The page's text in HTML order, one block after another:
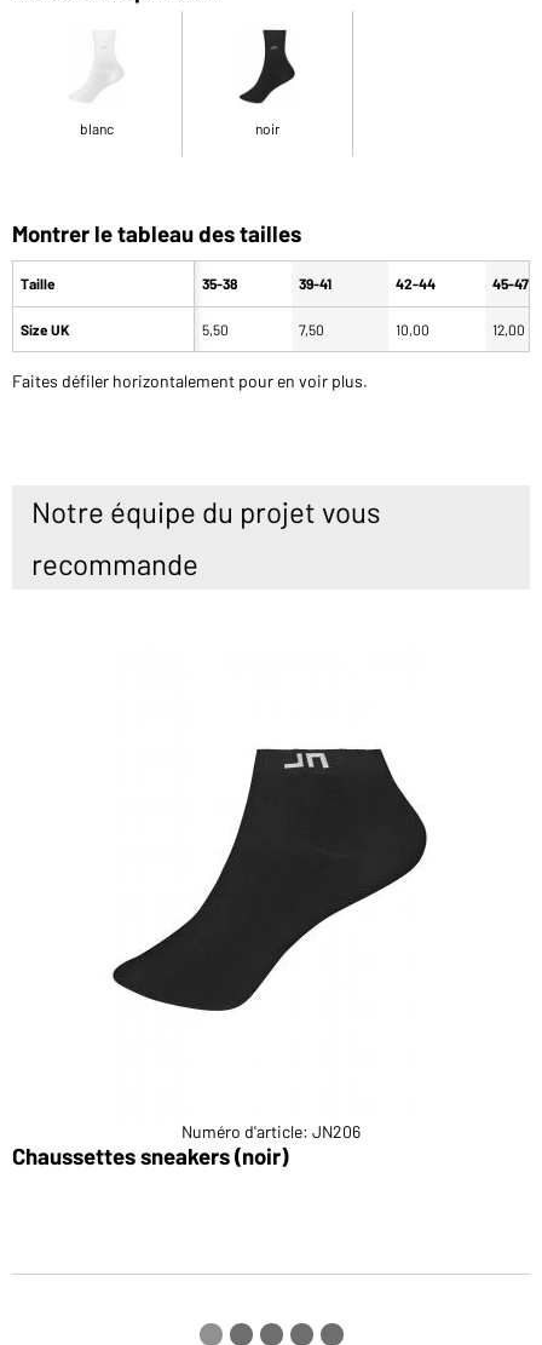
blanc noir
Montrer le tableau des tailles
Taille
Size UK
35-38 39-41 42-44 45-47
5,50 7,50 10,00 12,00
Faites défiler horizontalement pour en voir plus.
Notre équipe du projet vous
recommande
Numéro d'article: JN206
Chaussettes sneakers (noir)